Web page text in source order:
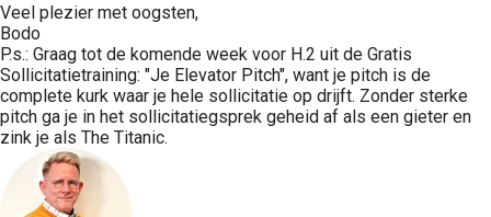
Veel plezier met oogsten,
Bodo
P.s.: Graag tot de komende week voor H.2 uit de Gratis
Sollicitatietraining: "Je Elevator Pitch", want je pitch is de
complete kurk waar je hele sollicitatie op drijft. Zonder sterke
pitch ga je in het sollicitatiegsprek geheid af als een gieter en
zink je als The Titanic.